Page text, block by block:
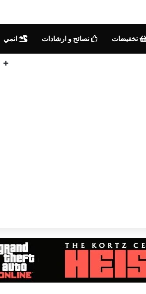
تخفيضات نصائح و ارشادات انمي